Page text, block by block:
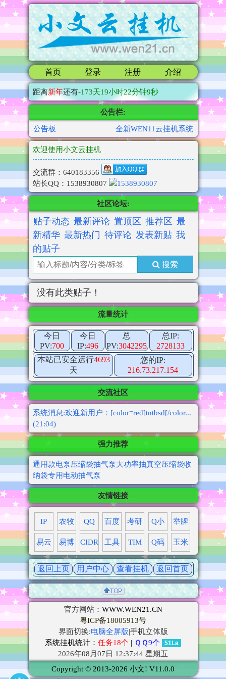
首页 登录 注册 介绍
距离新年还有-173天19小时22分钟8秒
公告栏:
公告板
全新WEN11云挂机系统
欢迎使用小文云挂机
交流群：640183356
站长QQ：1538930807
社区论坛:
贴子动态 最新评论 置顶区 推荐区 最
新精华 最新热门 待评论 发表新贴 我
的贴子
搜索
没有此类贴子！
流量统计
今日
PV:700
今日
IP:496
总
PV:3042295
总IP:
2728133
本站已安全运行4693
天
您的IP:
216.73.217.154
交流社区
系统消息:欢迎新用户：[color=red]tntbsd[/color...
(21:04)
强力推荐
通用款电泵压缩袋抽气泵大功率抽真空压缩袋收
纳袋专用电动抽气泵
友情链接
IP 农牧 QQ 百度 考研 Q小 举牌
易云 易博 CIDR 工具 TIM Q码 玉米
返回上页 用户中心 查看挂机 返回首页
官方网站： WWW.WEN21.CN
粤ICP备18005913号
界面切换:电脑全屏版|手机立体版
系统挂机统计： 任务18个 | ＱＱ9个 51La
2026年08月07日 12:37:44 星期五
Copyright © 2013-2026 小文! V11.0.0